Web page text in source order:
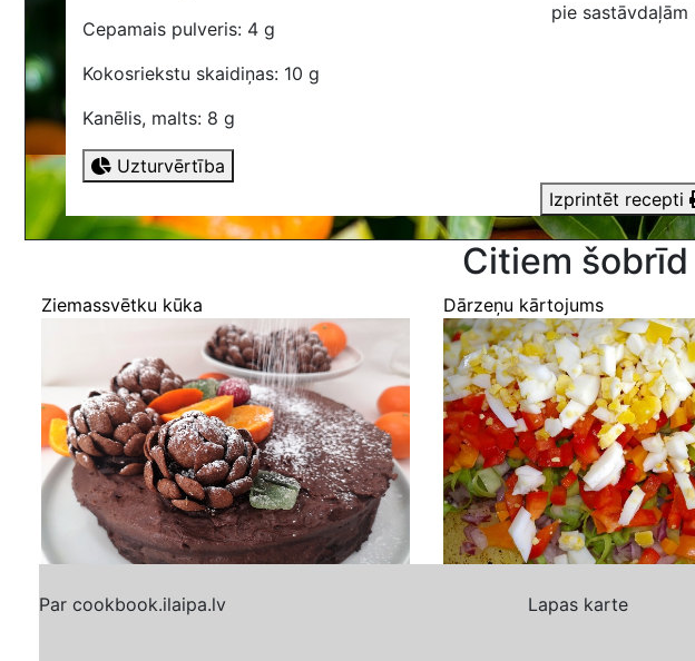
Cepamais pulveris: 4 g
Kokosriekstu skaidiņas: 10 g
Kanēlis, malts: 8 g
Uzturvērtība
pie sastāvdaļām
Izprintēt recepti
Citiem
Ziemassvētku kūka Dārzeņu kārtojums
Par cookbook.ilaipa.lv Lapas karte